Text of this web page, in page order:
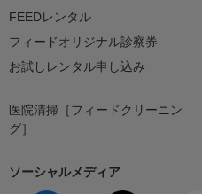
FEEDレンタル
フィードオリジナル診察券
お試しレンタル申し込み
医院清掃［フィードクリーニン
グ］
ソーシャルメディア